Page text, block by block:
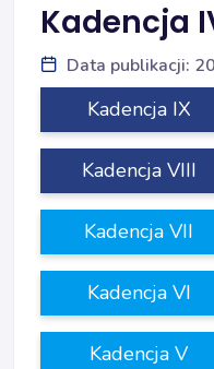
Kadencja
Data publikacji:
Kadencja IX
Kadencja VIII
Kadencja VII
Kadencja VI
Kadencja V